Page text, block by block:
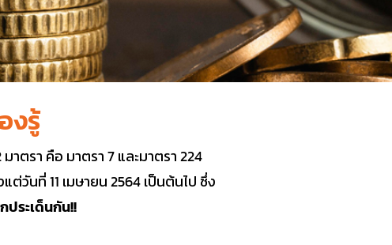
งรู้
ตรา คือ มาตรา 7 และมาตรา 224
วันที่ 11 เมษายน 2564 เป็นต้นไป ซึ่ง
ประเด็นกัน!!